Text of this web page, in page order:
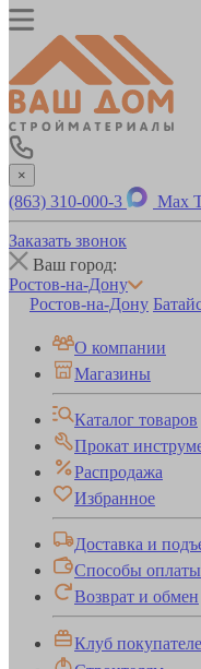
×
(863) 310-000-3 Max
Заказать звонок
Ваш город:
Ростов-на-Дону
Ростов-на-Дону
О компании
Магазины
Каталог товаров
Прокат
Распродажа
Избранное
Доставка и
Способы оплаты
Возврат и обмен
Клуб